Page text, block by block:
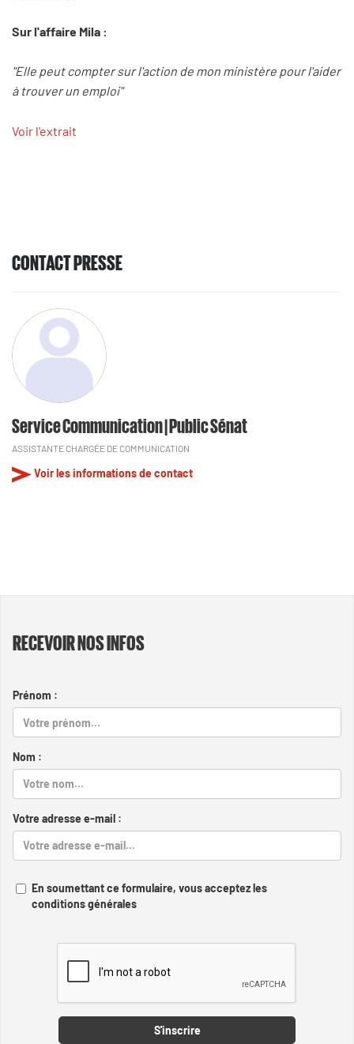
Sur l'affaire Mila :
"Elle peut compter sur l'action de mon ministère pour l'aider
à trouver un emploi"
Voir l'extrait
CONTACT PRESSE
Service Communication | Public Sénat
ASSISTANTE CHARGÉE DE COMMUNICATION
Voir les informations de contact
RECEVOIR NOS INFOS
Prénom :
Nom :
Votre adresse e-mail :
En soumettant ce formulaire, vous acceptez les
conditions générales
S'inscrire